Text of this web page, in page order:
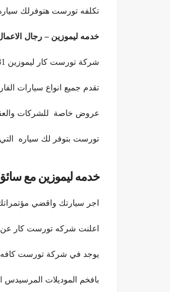
تكلفه تورست هتوفرلك
خدمه ليموزين – رجال
شركة تورست كار ليموزين 01119108231
تقدم جميع انواع سيارات
عروض خاصة للشركات
تورست بتوفر لك سياره
خدمه ليموزين مع
اجر سيارتك واقضي
اعلنت شركه تورست كار عن
يوجد في شركة تورست كافه
بافخم الموديلات المرسيدس